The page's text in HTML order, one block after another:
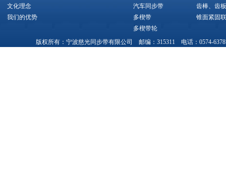
文化理念
我们的优势
汽车同步带
多楔带
多楔带轮
齿棒、齿板
锥面紧固
版权所有：宁波慈光同步带有限公司 邮编：315311 电话：0574-